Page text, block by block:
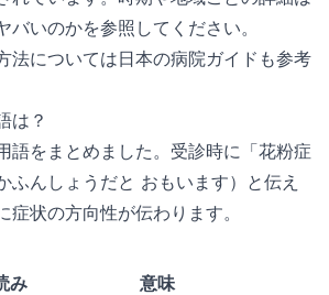
バいのかを参照してください。
法については日本の病院ガイド も参考
は？
語をまとめました。受診時に「花粉症
ふんしょうだと おもいます）と伝え
症状の方向性が伝わります。
み 意味